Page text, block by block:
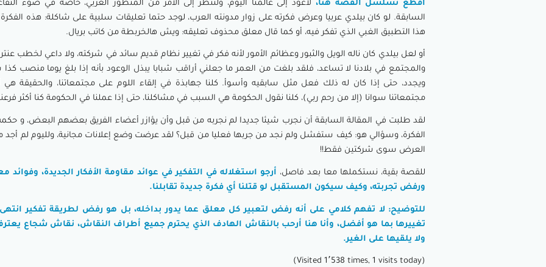
أقطع تسلسل القصة هنا، لأعود إلى عالمنا اليوم، ولننظر إلى الأمر من المنظور العربي، خاصة في ضوء
السابقة. لو كان بيلدي عربيا وعرض فكرته على زوار مدونته العرب، لوجد حتما تعليقات سلبية على شاكلة: هذه الفكرة
هذا التطبيق الغبي الذي تفكر فيه، أو كما قال معلق محذوف تعليقه: ويش هالخربطة من كاتب بريال.
أو لعل بيلدي كان ناله الويل والثبور وعظائم الأمور لأنه فكر في تغيير نظام قديم سائد في شركته، ولا داعي لخطب
والمجتمع في بلادنا لا تساعد، فلقد بلغت من العمر ما جعلني أراقب شبابا يبذل الوعود بأنه إذا بلغ يوما منصب
ويجدد، حتى إذا كان له ذلك فعل مثل سابقيه وأسوأ. كلنا جهابذة في إلقاء اللوم على مجتمعاتنا، والحقيقة
مجتمعاتنا سوانا (إلا من رحم ربي)، كلنا نقول الحكومة هي السبب في مشاكلنا، حتى إذا عملنا في الحكومة كنا أكثر
لقد طلبت في المقالة السابقة أن نجرب شيئا جديدا لم نجربه من قبل وأن يؤازر أعضاء الفريق بعضهم البعض، و
الفكرة، وسؤالي هو: كيف ستفشل ولم نجد من جربها فعليا من قبل؟ لقد عرضت وضع إعلانات مجانية، ولليوم لم
العرض سوى شركتين فقط!!
للقصة بقية، نستكملها معا بعد فاصل، أرجو استغلاله في التفكير في عوائد مقاومة الأفكار الجديدة، وفوائد
ورفض تجربته، وكيف سيكون المستقبل لو قتلنا أي فكرة جديدة تقابلنا.
للتوضيح: لا تفهم كلامي على أنه رفض لتعبير كل معلق عما يدور بداخله، بل هو رفض لطريقة تفكير
تغييرها بما هو أفضل، وأنا هنا أرحب بالنقاش الهادف الذي يحترم جميع أطراف النقاش، نقاش شجاع
ولا يلقيها على الغير.
(Visited 1٬538 times, 1 visits today)